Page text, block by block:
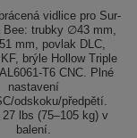
vidlice pro Sur-
Bee: trubky ∅43 mm,
mm, povlak DLC,
brýle Hollow Triple
T6 CNC. Plné
nastavení
odskoku/předpětí.
27 lbs (75–105 kg) v
balení.